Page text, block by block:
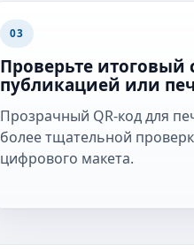
03
Проверьте итоговый
публикацией или
Прозрачный QR-код для
более тщательной
цифрового макета.